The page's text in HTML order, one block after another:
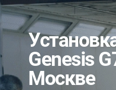
Genesis
Москве